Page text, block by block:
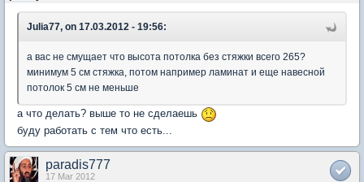
Julia77, on 17.03.2012 - 19:56:
а вас не смущает что высота потолка без стяжки всего 265?
минимум 5 см стяжка, потом например ламинат и еще навесной
потолок 5 см не меньше
а что делать? выше то не сделаешь
буду работать с тем что есть...
paradis777
17 Mar 2012